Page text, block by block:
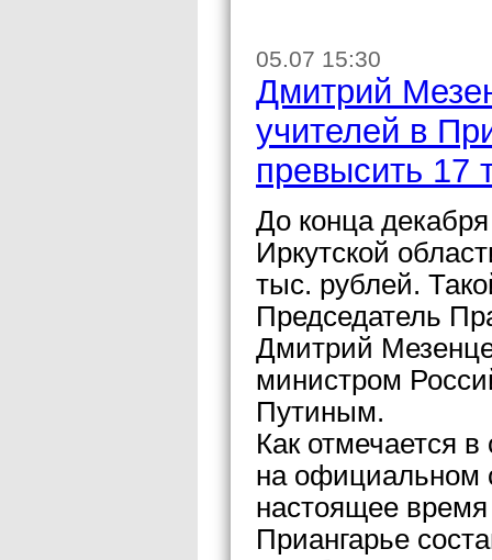
05.07 15:30
Дмитрий
учителей в
превысить 17
До конца
Иркутской
тыс. рублей.
Председатель
Дмитрий
министром
Путиным.
Как отмечается
на официальном
настоящее время
Приангарье